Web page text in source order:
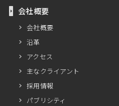
会社概要
会社概要
沿革
アクセス
主なクライアント
採用情報
パブリシティ